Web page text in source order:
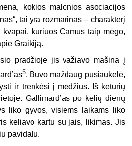
kokios malonios asociacijos
tai yra rozmarinas – charakterį
kuriuos Camus taip mėgo,
Graikiją.
pradžioje jis važiavo mašina į
5. Buvo maždaug pusiaukelė,
ir trenkėsi į medžius. Iš keturių
Gallimard’as po kelių dienų
liko gyvos, visiems laikams liko
keliavo kartu su jais, likimas. Jis
pavidalu.